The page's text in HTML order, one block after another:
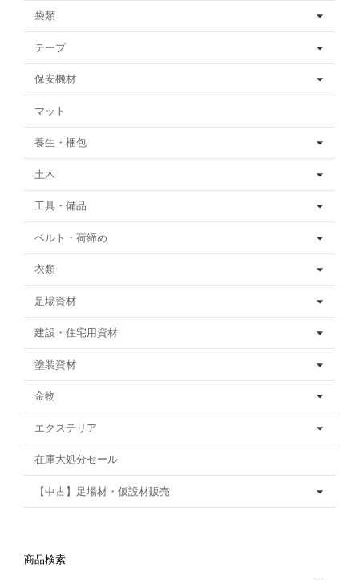
袋類
テープ
保安機材
マット
養生・梱包
土木
工具・備品
ベルト・荷締め
衣類
足場資材
建設・住宅用資材
塗装資材
金物
エクステリア
在庫大処分セール
【中古】足場材・仮設材販売
商品検索